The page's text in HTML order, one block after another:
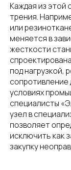
Каждая из этой
трения.
или
меняется в
жесткости
под нагрузкой,
сопротивление
условиях
специалисты
узел в
позволяет
исключить как
закупку